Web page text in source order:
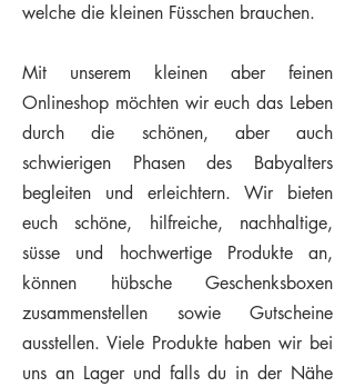
welche die kleinen Füsschen brauchen.
Mit unserem kleinen aber feinen
Onlineshop möchten wir euch das Leben
durch die schönen, aber auch
schwierigen Phasen des Babyalters
begleiten und erleichtern. Wir bieten
euch schöne, hilfreiche, nachhaltige,
süsse und hochwertige Produkte an,
können hübsche Geschenksboxen
zusammenstellen sowie Gutscheine
ausstellen. Viele Produkte haben wir bei
uns an Lager und falls du in der Nähe